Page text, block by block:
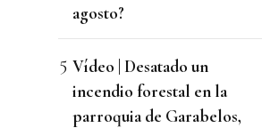
agosto?
Vídeo | Desatado un
incendio forestal en la
parroquia de Garabelos,